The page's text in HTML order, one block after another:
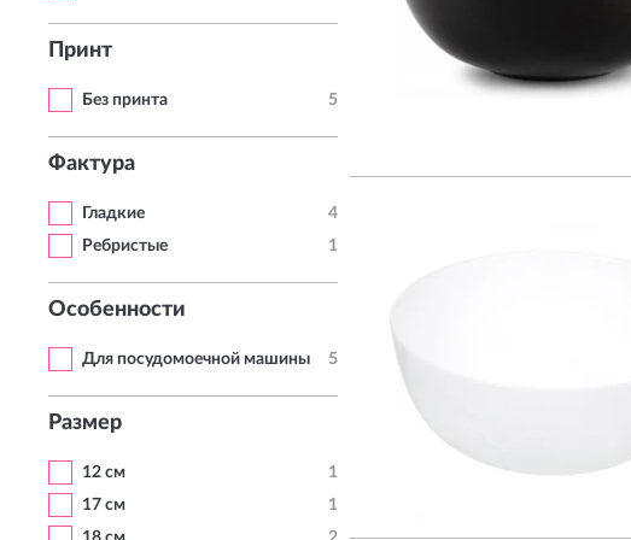
Принт
Без принта 5
Фактура
Гладкие
4
Ребристые
1
Особенности
Для посудомоечной машины 5
Размер
12 см
1
17 см
1